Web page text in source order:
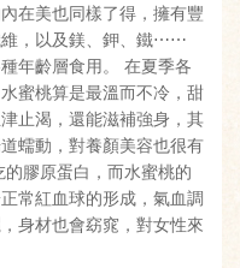
在美也同樣了得，擁有豐
維，以及鎂、鉀、鐵⋯⋯
年齡層食用。 在夏季各
蜜桃算是最溫而不冷，甜
止渴，還能滋補強身，其
蠕動，對養顏美容也很有
膠原蛋白，而水蜜桃的
常紅血球的形成，氣血調
身材也會窈窕，對女性來